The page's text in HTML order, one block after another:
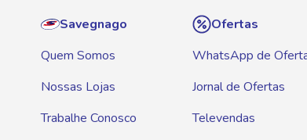
Savegnago
Quem Somos
Nossas Lojas
Trabalhe Conosco
Ofertas
WhatsApp de
Jornal de Ofertas
Televendas